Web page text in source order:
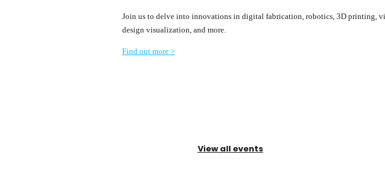
Join us to delve into innovations in digital fabrication, robotics, 3D printing,
design visualization, and more.
Find out more >
View all events